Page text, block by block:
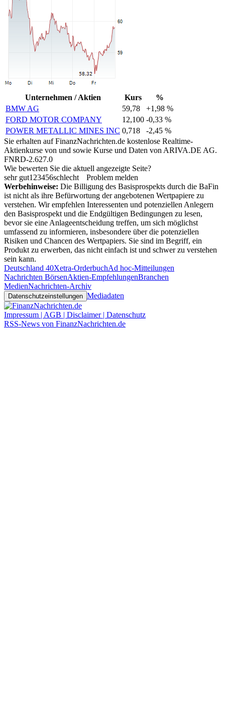
Unternehmen / Aktien Kurs
%
BMW AG
59,78
+1,98 %
FORD MOTOR COMPANY
12,100 -0,33 %
POWER METALLIC MINES INC 0,718
-2,45 %
Sie erhalten auf FinanzNachrichten.de kostenlose Realtime-
Aktienkurse von und sowie Kurse und Daten von ARIVA.DE AG.
FNRD-2.627.0
Wie bewerten Sie die aktuell angezeigte Seite?
sehr gut1 23456schlecht
Problem melden
Werbehinweise: Die Billigung des Basisprospekts durch die BaFin
ist nicht als ihre Befürwortung der angebotenen Wertpapiere zu
verstehen. Wir empfehlen Interessenten und potenziellen Anlegern
den Basisprospekt und die Endgültigen Bedingungen zu lesen,
bevor sie eine Anlageentscheidung treffen, um sich möglichst
umfassend zu informieren, insbesondere über die potenziellen
Risiken und Chancen des Wertpapiers. Sie sind im Begriff, ein
Produkt zu erwerben, das nicht einfach ist und schwer zu verstehen
sein kann.
Deutschland 40Xetra-OrderbuchAd hoc-Mitteilungen
Nachrichten BörsenAktien-EmpfehlungenBranchen
MedienNachrichten-Archiv
Datenschutzeinstellungen Mediadaten
Impressum | AGB | Disclaimer | Datenschutz
RSS-News von FinanzNachrichten.de